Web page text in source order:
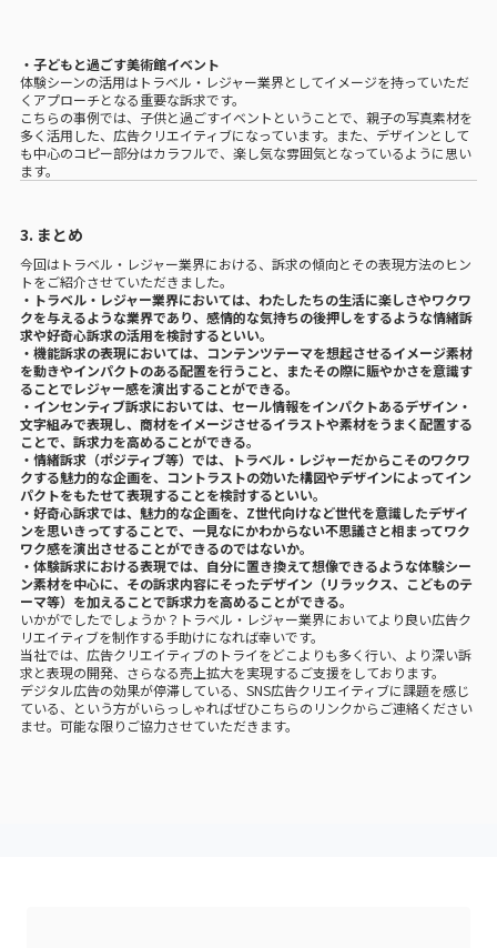
・子どもと過ごす美術館イベント
体験シーンの活用はトラベル・レジャー業界としてイメージを持っていただ
くアプローチとなる重要な訴求です。
こちらの事例では、子供と過ごすイベントということで、親子の写真素材を
多く活用した、広告クリエイティブになっています。また、デザインとして
も中心のコピー部分はカラフルで、楽し気な雰囲気となっているように思い
ます。
3. まとめ
今回はトラベル・レジャー業界における、訴求の傾向とその表現方法のヒン
トをご紹介させていただきました。
・トラベル・レジャー業界においては、わたしたちの生活に楽しさやワクワ
クを与えるような業界であり、感情的な気持ちの後押しをするような情緒訴
求や好奇心訴求の活用を検討するといい。
・機能訴求の表現においては、コンテンツテーマを想起させるイメージ素材
を動きやインパクトのある配置を行うこと、またその際に賑やかさを意識す
ることでレジャー感を演出することができる。
・インセンティブ訴求においては、セール情報をインパクトあるデザイン・
文字組みで表現し、商材をイメージさせるイラストや素材をうまく配置する
ことで、訴求力を高めることができる。
・情緒訴求（ポジティブ等）では、トラベル・レジャーだからこそのワクワ
クする魅力的な企画を、コントラストの効いた構図やデザインによってイン
パクトをもたせて表現することを検討するといい。
・好奇心訴求では、魅力的な企画を、Z世代向けなど世代を意識したデザイ
ンを思いきってすることで、一見なにかわからない不思議さと相まってワク
ワク感を演出させることができるのではないか。
・体験訴求における表現では、自分に置き換えて想像できるような体験シー
ン素材を中心に、その訴求内容にそったデザイン（リラックス、こどものテ
ーマ等）を加えることで訴求力を高めることができる。
いかがでしたでしょうか？トラベル・レジャー業界においてより良い広告ク
リエイティブを制作する手助けになれば幸いです。
当社では、広告クリエイティブのトライをどこよりも多く行い、より深い訴
求と表現の開発、さらなる売上拡大を実現するご支援をしております。
デジタル広告の効果が停滞している、SNS広告クリエイティブに課題を感じ
ている、という方がいらっしゃればぜひこちらのリンクからご連絡ください
ませ。可能な限りご協力させていただきます。